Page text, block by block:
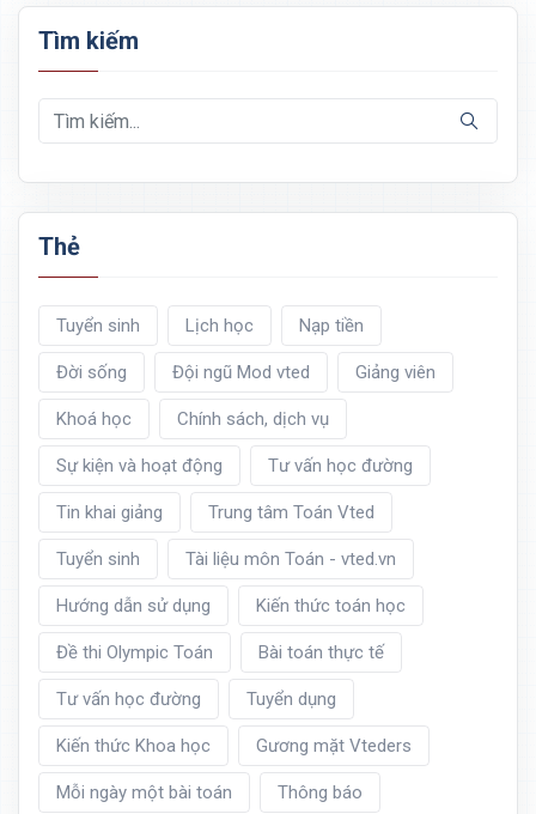
Tìm kiếm
Thẻ
Tuyển sinh Lịch học Nạp tiền
Đời sống Đội ngũ Mod vted Giảng viên
Khoá học Chính sách, dịch vụ
Sự kiện và hoạt động Tư vấn học đường
Tin khai giảng Trung tâm Toán Vted
Tuyển sinh Tài liệu môn Toán - vted.vn
Hướng dẫn sử dụng Kiến thức toán học
Đề thi Olympic Toán Bài toán thực tế
Tư vấn học đường Tuyển dụng
Kiến thức Khoa học Gương mặt Vteders
Mỗi ngày một bài toán Thông báo